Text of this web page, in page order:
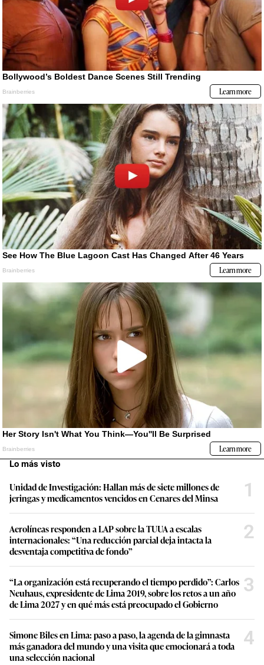
Lo más visto
Unidad de Investigación: Hallan más de siete millones de
jeringas y medicamentos vencidos en Cenares del Minsa
1
Aerolíneas responden a LAP sobre la TUUA a escalas
internacionales: “Una reducción parcial deja intacta la
desventaja competitiva de fondo”
2
“La organización está recuperando el tiempo perdido”: Carlos
Neuhaus, expresidente de Lima 2019, sobre los retos a un año
de Lima 2027 y en qué más está preocupado el Gobierno
3
Simone Biles en Lima: paso a paso, la agenda de la gimnasta
más ganadora del mundo y una visita que emocionará a toda
una selección nacional
4